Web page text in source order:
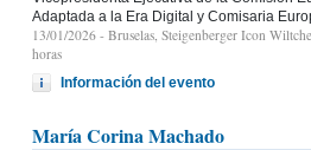
Adaptada a la Era Digital y Comisaria
13/01/2026 - Bruselas, Steigenberger Icon
horas
Información del evento
María Corina Machado